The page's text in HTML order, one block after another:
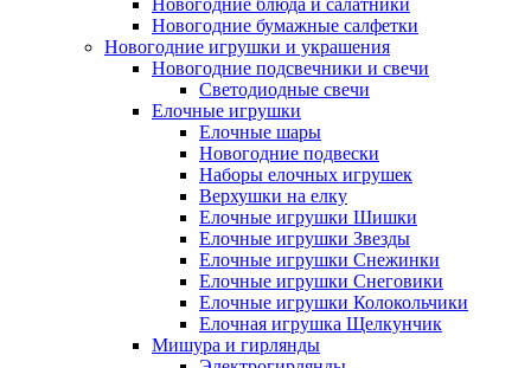
Новогодние блюда и салатники
Новогодние бумажные салфетки
Новогодние игрушки и украшения
Новогодние подсвечники и свечи
Светодиодные свечи
Елочные игрушки
Елочные шары
Новогодние подвески
Наборы елочных игрушек
Верхушки на елку
Елочные игрушки Шишки
Елочные игрушки Звезды
Елочные игрушки Снежинки
Елочные игрушки Снеговики
Елочные игрушки Колокольчики
Елочная игрушка Щелкунчик
Мишура и гирлянды